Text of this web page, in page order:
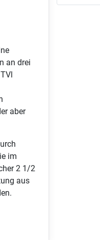
an drei
aber
im
2 1/2
aus